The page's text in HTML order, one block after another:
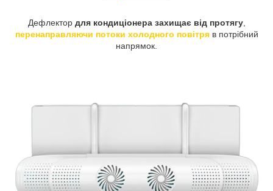
Дефлектор для кондиціонера захищає від протягу,
перенаправляючи потоки холодного повітряв потрібний
напрямок.